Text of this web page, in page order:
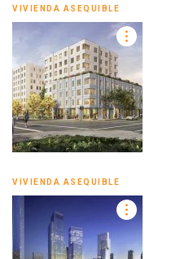
VIVIENDA ASEQUIBLE
VIVIENDA ASEQUIBLE